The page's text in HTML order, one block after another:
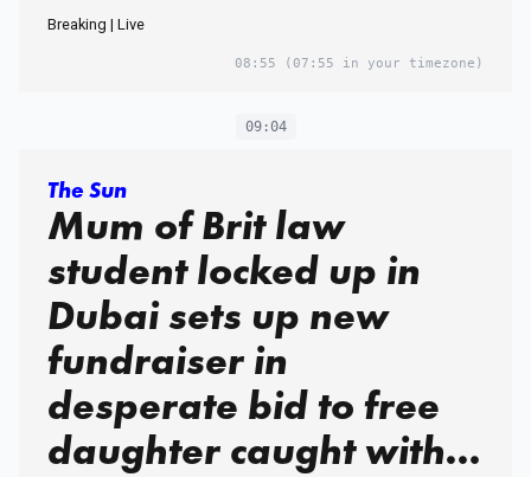
Breaking | Live
08:55 (07:55 in your timezone)
09:04
The Sun
Mum of Brit law
student locked up in
Dubai sets up new
fundraiser in
desperate bid to free
daughter caught with